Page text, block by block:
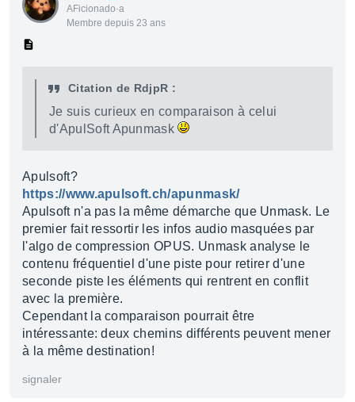
AFicionado·a
Membre depuis 23 ans
Citation de RdjpR :
Je suis curieux en comparaison à celui
d'ApulSoft Apunmask
Apulsoft?
https://www.apulsoft.ch/apunmask/
Apulsoft n'a pas la même démarche que Unmask. Le
premier fait ressortir les infos audio masquées par
l'algo de compression OPUS. Unmask analyse le
contenu fréquentiel d'une piste pour retirer d'une
seconde piste les éléments qui rentrent en conflit
avec la première.
Cependant la comparaison pourrait être
intéressante: deux chemins différents peuvent mener
à la même destination!
signaler